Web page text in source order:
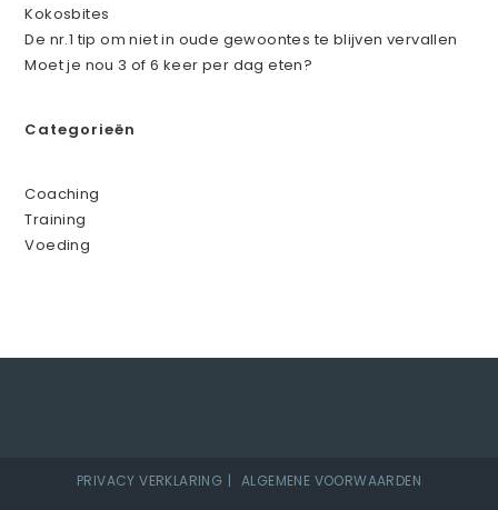
Kokosbites
De nr.1 tip om niet in oude gewoontes te blijven vervallen
Moet je nou 3 of 6 keer per dag eten?
Categorieën
Coaching
Training
Voeding
PRIVACY VERKLARING ALGEMENE VOORWAARDEN